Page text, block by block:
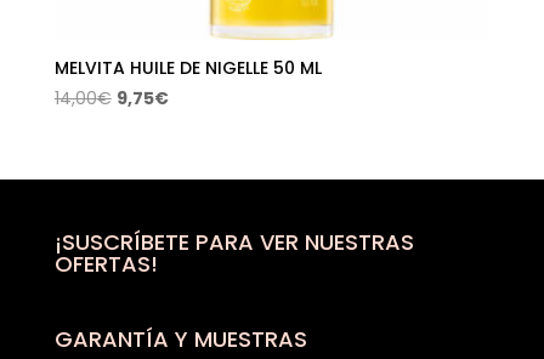
MELVITA HUILE DE NIGELLE 50 ML
14,00€ El
era:
9,75€El
es:
¡SUSCRÍBETE PARA VER NUESTRAS
OFERTAS!
GARANTÍA Y MUESTRAS